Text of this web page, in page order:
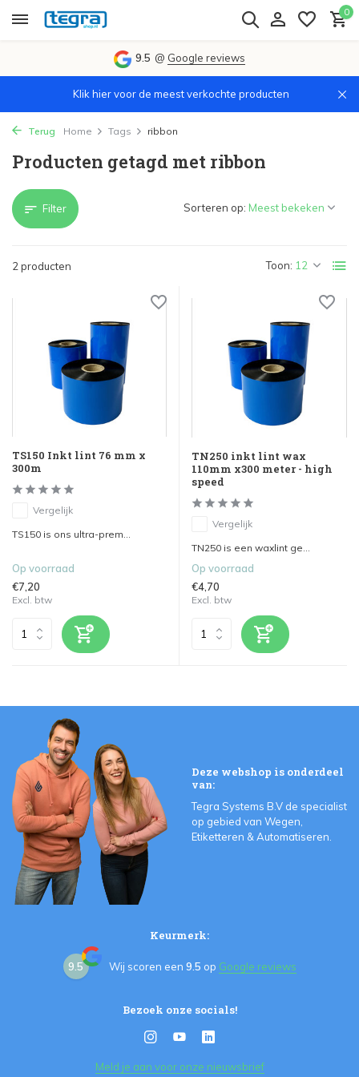
0
9.5 @ Google reviews
Klik hier voor de meest verkochte producten
Terug Home Tags ribbon
Producten getagd met ribbon
Filter
2 producten Toon:
Sorteren op:
TS150 Inkt lint 76 mm x
300m
Vergelijk
TS150 is ons ultra-prem...
Op voorraad
€7,20
Excl. btw
TN250 inkt lint wax
110mm x300 meter - high
speed
Vergelijk
TN250 is een waxlint ge...
Op voorraad
€4,70
Excl. btw
Deze webshop is onderdeel
van:
Tegra Systems B.V de specialist
op gebied van Wegen,
Etiketteren & Automatiseren.
Keurmerk:
9.5 Wij scoren een 9.5 op Google reviews
Bezoek onze socials!
Meld je aan voor onze nieuwsbrief